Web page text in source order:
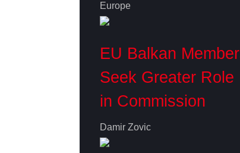
Europe
EU Balkan
Seek Greater Role
in Commission
Damir Zovic